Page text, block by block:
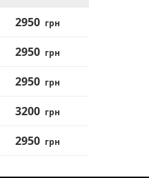
2950 грн
2950 грн
2950 грн
3200 грн
2950 грн